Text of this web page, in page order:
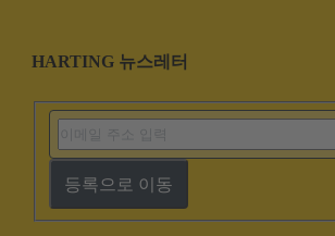
HARTING 뉴스레터
등록으로 이동